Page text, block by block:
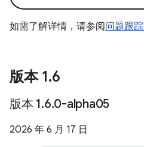
如需了解详情，请参阅问题跟
版本 1.6
版本 1.6.0-alpha05
2026 年 6 月 17 日